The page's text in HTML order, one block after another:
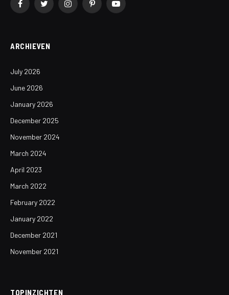
FacebookTwitterInstagramPinterestYouTube
ARCHIEVEN
July 2026
June 2026
January 2026
December 2025
November 2024
March 2024
April 2023
March 2022
February 2022
January 2022
December 2021
November 2021
TOPINZICHTEN